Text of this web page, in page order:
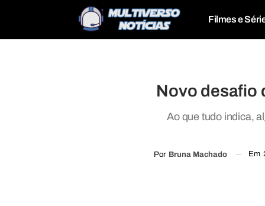
Filmes e
Novo desafio
Ao que tudo indica,
Por Bruna Machado Em